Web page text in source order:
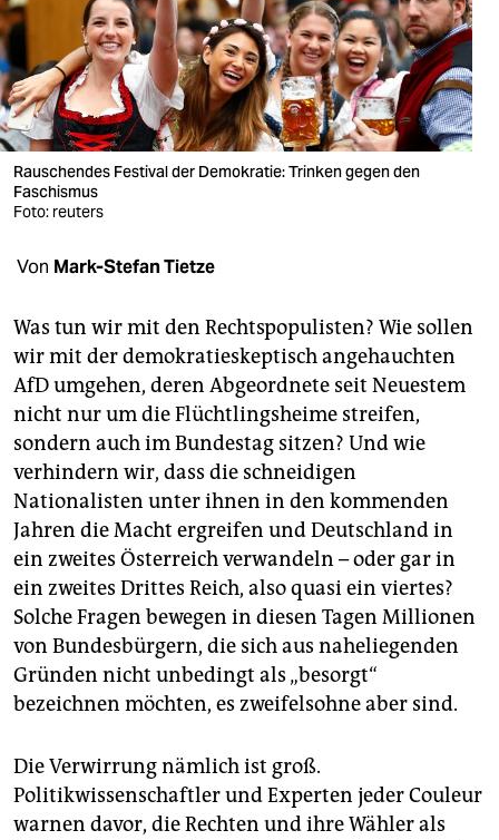
nord
wahrheit
verlag
verlag
veranstaltungen
unterstützen
abo
genossenschaft
epaper login
Rauschendes Festival der Demokratie: Trinken gegen den
Faschismus
Foto: reuters
Von Mark-Stefan Tietze
Was tun wir mit den Rechtspopulisten? Wie sollen
wir mit der demokratieskeptisch angehauchten
AfD umgehen, deren Abgeordnete seit Neuestem
nicht nur um die Flüchtlingsheime streifen,
sondern auch im Bundestag sitzen? Und wie
verhindern wir, dass die schneidigen
Nationalisten unter ihnen in den kommenden
Jahren die Macht ergreifen und Deutschland in
ein zweites Österreich verwandeln – oder gar in
ein zweites Drittes Reich, also quasi ein viertes?
Solche Fragen bewegen in diesen Tagen Millionen
von Bundesbürgern, die sich aus naheliegenden
Gründen nicht unbedingt als „besorgt“
bezeichnen möchten, es zweifelsohne aber sind.
Die Verwirrung nämlich ist groß.
Politikwissenschaftler und Experten jeder Couleur
warnen davor, die Rechten und ihre Wähler als